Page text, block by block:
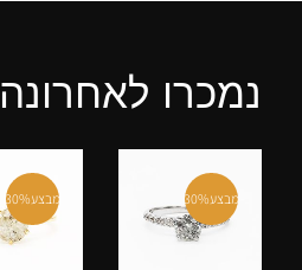
נמכרו לאחרונה
מבצע30% מבצע30%